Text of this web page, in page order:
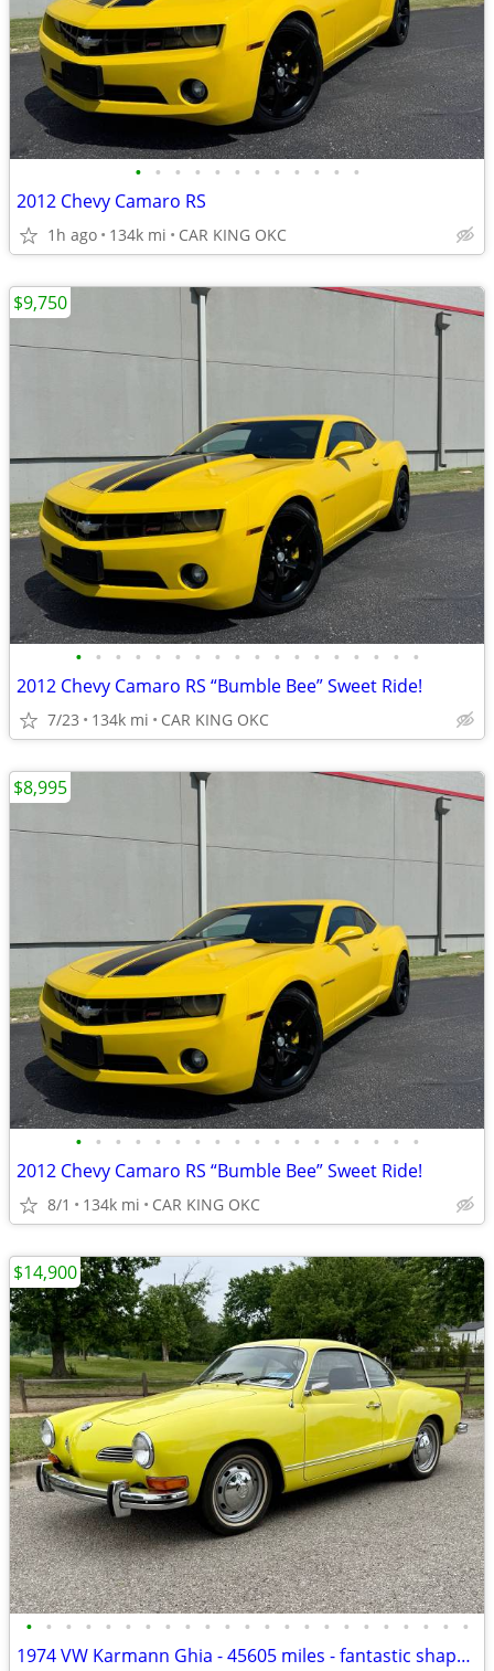
• • • • • • • • • • • •
2012 Chevy Camaro RS
1h ago 134k mi CAR KING OKC
• • • • • • • • • • • • • • • • • •
2012 Chevy Camaro RS “Bumble Bee” Sweet Ride!
7/23 134k mi CAR KING OKC
$9,750
• • • • • • • • • • • • • • • • • •
2012 Chevy Camaro RS “Bumble Bee” Sweet Ride!
8/1 134k mi CAR KING OKC
$8,995
• • • • • • • • • • • • • • • • • • • • • • •
1974 VW Karmann Ghia - 45605 miles - fantastic shape inside and out!!!
$14,900